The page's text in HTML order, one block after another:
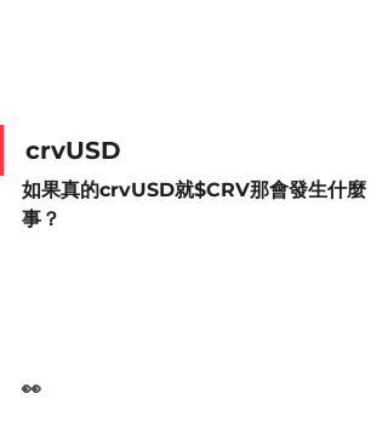
crvUSD
如果真的crvUSD就$CRV那會發生什麼
事？
👀